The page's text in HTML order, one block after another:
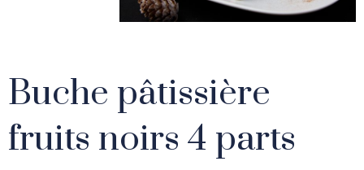
Buche pâtissière
fruits noirs 4 parts